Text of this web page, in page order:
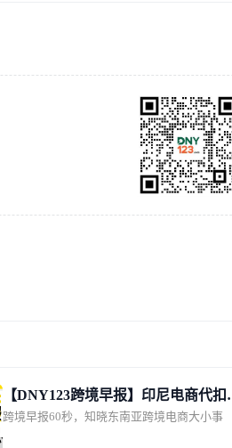
【DNY123跨境早报】印尼电商代扣
改期11月1日；TikTok Shop推动印尼
跨境早报60秒，知晓东南亚跨境电商大小事